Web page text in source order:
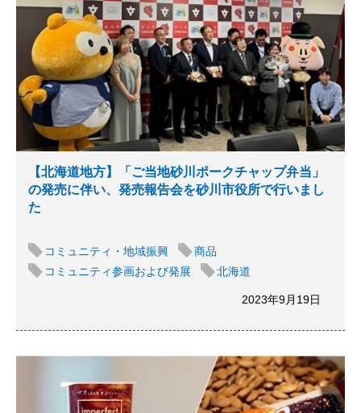
【北海道地方】「ご当地砂川ポークチャップ弁当」
の発売に伴い、発売報告会を砂川市役所で行いまし
た
コミュニティ・地域振興
商品
コミュニティ参画および発展
北海道
2023年9月19日